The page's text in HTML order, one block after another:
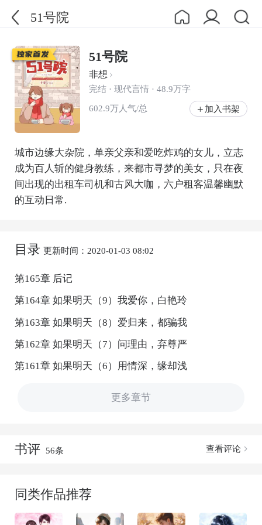
51号院
51号院
非想
完结 · 现代言情 · 48.9万字
602.9万人气/总 加入书架
城市边缘大杂院，单亲父亲和爱吃炸鸡的女儿，立志
成为百人斩的健身教练，来都市寻梦的美女，只在夜
间出现的出租车司机和古风大咖，六户租客温馨幽默
的互动日常.
目录 更新时间：2020-01-03 08:02
第165章 后记
第164章 如果明天（9）我爱你，白艳玲
第163章 如果明天（8）爱归来，都骗我
第162章 如果明天（7）问理由，弃尊严
第161章 如果明天（6）用情深，缘却浅
更多章节
书评 56条 查看评论
同类作品推荐